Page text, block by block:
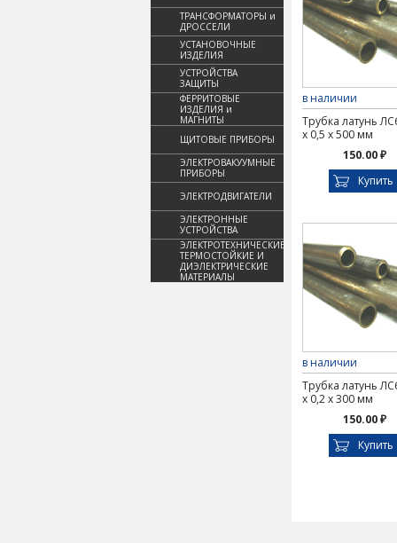
ТРАНСФОРМАТОРЫ и
ДРОССЕЛИ
УСТАНОВОЧНЫЕ
ИЗДЕЛИЯ
УСТРОЙСТВА
ЗАЩИТЫ
ФЕРРИТОВЫЕ
ИЗДЕЛИЯ и
МАГНИТЫ
ЩИТОВЫЕ ПРИБОРЫ
ЭЛЕКТРОВАКУУМНЫЕ
ПРИБОРЫ
ЭЛЕКТРОДВИГАТЕЛИ
ЭЛЕКТРОННЫЕ
УСТРОЙСТВА
ЭЛЕКТРОТЕХНИЧЕСКИЕ,
ТЕРМОСТОЙКИЕ И
ДИЭЛЕКТРИЧЕСКИЕ
МАТЕРИАЛЫ
в наличии
Трубка латунь
х 0,5 х 500 мм
150.00 ₽
Купить
в наличии
Трубка латунь
х 0,2 х 300 мм
150.00 ₽
Купить